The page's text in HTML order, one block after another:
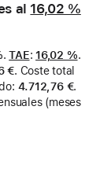
al 16,02 %
.TAE: 16,02 %.
€. Coste total
: 4.712,76 €.
(meses